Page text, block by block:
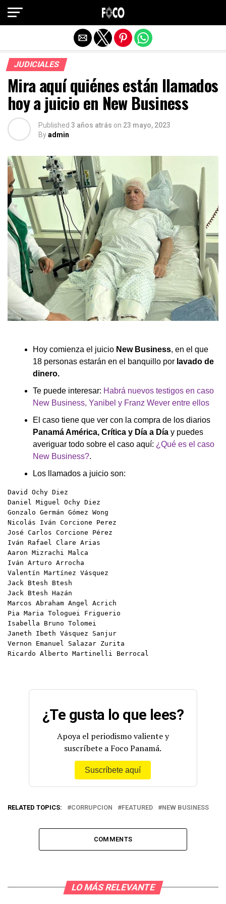
JUDICIALES
Mira aquí quiénes están llamados
hoy a juicio en New Business
Published 3 años atrás on 23 mayo, 2023
Byadmin
Hoy comienza el juicio New Business, en el que
18 personas estarán en el banquillo por lavado de
dinero.
Te puede interesar: Habrá nuevos testigos en caso
New Business, Yanibel y Franz Wever entre ellos
El caso tiene que ver con la compra de los diarios
Panamá América, Crítica y Día a Día y puedes
averiguar todo sobre el caso aquí: ¿Qué es el caso
New Business?.
Los llamados a juicio son:
David Ochy Diez
Daniel Miguel Ochy Diez
Gonzalo Germán Gómez Wong
Nicolás Iván Corcione Perez
José Carlos Corcione Pérez
Iván Rafael Clare Arias
Aaron Mizrachi Malca
Iván Arturo Arrocha
Valentín Martínez Vásquez
Jack Btesh Btesh
Jack Btesh Hazán
Marcos Abraham Angel Acrich
Pia Maria Tologuei Friguerio
Isabella Bruno Tolomei
Janeth Ibeth Vásquez Sanjur
Vernon Emanuel Salazar Zurita
Ricardo Alberto Martinelli Berrocal
¿Te gusta lo que lees?
Apoya el periodismo valiente y
suscríbete a Foco Panamá.
Suscríbete aquí
RELATED TOPICS: CORRUPCION FEATURED NEW BUSINESS
COMMENTS
LO MÁS RELEVANTE
Salir de la versión móvil